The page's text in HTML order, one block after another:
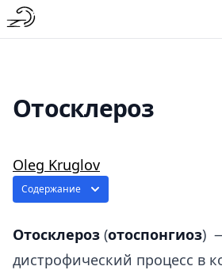
Отосклероз
Oleg Kruglov
Содержание
Отосклероз (отоспонгиоз)
дистрофический процесс в